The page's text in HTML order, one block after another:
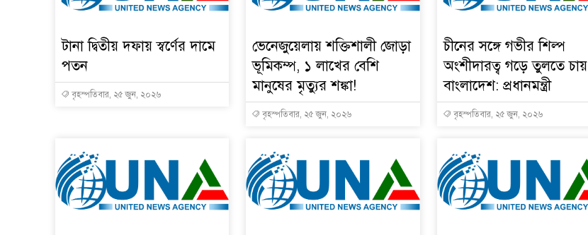
টানা দ্বিতীয় দফায় স্বর্ণের দামে
পতন
বৃহস্পতিবার, ২৫ জুন, ২০২৬
ভেনেজুয়েলায় শক্তিশালী জোড়া
ভূমিকম্প, ১ লাখের বেশি
মানুষের মৃত্যুর শঙ্কা!
বৃহস্পতিবার, ২৫ জুন, ২০২৬
চীনের সঙ্গে গভীর শিল্প
অংশীদারত্ব গড়ে তুলতে চায়
বাংলাদেশ: প্রধানমন্ত্রী
বৃহস্পতিবার, ২৫ জুন, ২০২৬